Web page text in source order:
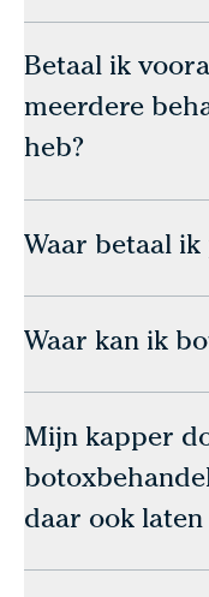
Betaal ik
meerdere
heb?
Waar betaal
Waar kan ik
Mijn kapper
daar ook laten